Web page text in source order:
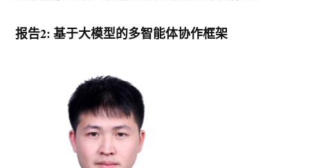
报告2: 基于大模型的多智能体协作框架